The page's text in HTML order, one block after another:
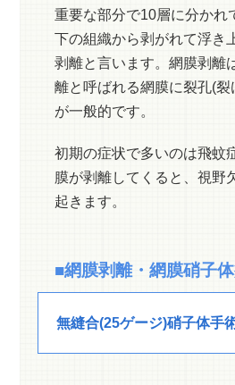
重要な部分で10層に分かれ
下の組織から剥がれて浮き
剥離と言います。網膜剥離
離と呼ばれる網膜に裂孔(
が一般的です。
初期の症状で多いのは飛蚊
膜が剥離してくると、視野
起きます。
■網膜剥離・網膜硝子
無縫合(25ゲージ)硝子体手